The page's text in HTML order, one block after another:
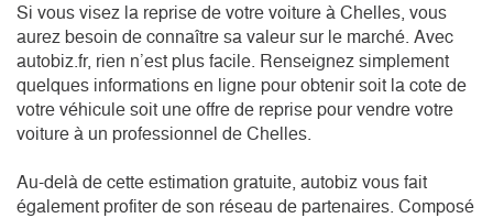
Si vous visez la reprise de votre voiture à Chelles, vous
aurez besoin de connaître sa valeur sur le marché. Avec
autobiz.fr, rien n’est plus facile. Renseignez simplement
quelques informations en ligne pour obtenir soit la cote de
votre véhicule soit une offre de reprise pour vendre votre
voiture à un professionnel de Chelles.
Au-delà de cette estimation gratuite, autobiz vous fait
également profiter de son réseau de partenaires. Composé